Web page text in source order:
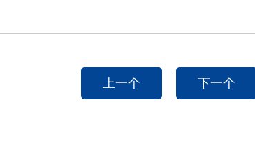
上一个 下一个